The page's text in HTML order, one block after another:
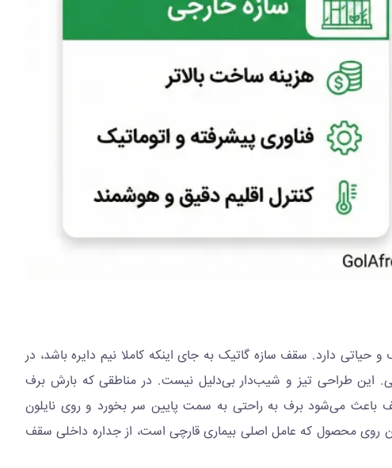
حیاتی دارد. سقف سازه گاتیک به جای اینکه کاملا نیم دایره باشد، در
این طراحی تیز و شیب‌دار بی‌دلیل نیست. در مناطقی که بارش برف
می‌شود برف به راحتی به سمت پایین سر بخورد و روی نایلون
روی محصول که عامل اصلی بیماری قارچی است، از جداره داخلی سقف